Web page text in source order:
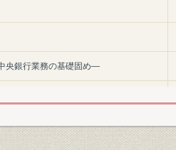
央銀行業務の基礎固め―